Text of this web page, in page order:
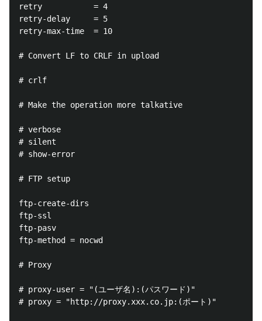
retry           = 4
retry-delay     = 5
retry-max-time  = 10
# Convert LF to CRLF in upload
# crlf
# Make the operation more talkative
# verbose
# silent
# show-error
# FTP setup
ftp-create-dirs
ftp-ssl
ftp-pasv
ftp-method = nocwd
# Proxy
# proxy-user = "(ユーザ名):(パスワード)"
# proxy = "http://proxy.xxx.co.jp:(ポート)"